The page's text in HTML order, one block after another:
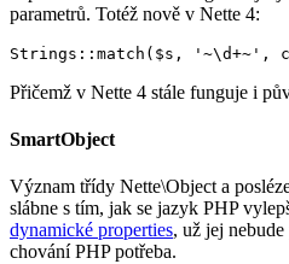
parametrů. Totéž nově v Nette 4:
Přičemž v Nette 4 stále funguje i
SmartObject
Význam třídy Nette\Object a
slábne s tím, jak se jazyk PHP
dynamické properties, už jej
chování PHP potřeba.